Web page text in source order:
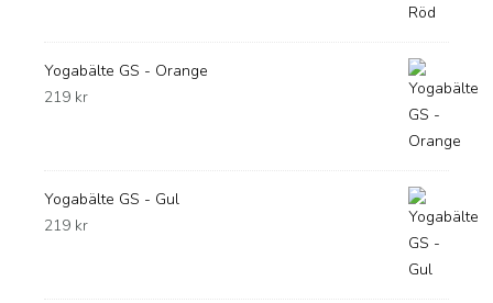
Yogabälte GS - Orange
219 kr
Yogabälte GS - Gul
219 kr